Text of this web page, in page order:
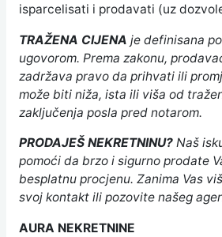
isparcelisati i prodavati (uz
TRAŽENA CIJENA je definisana
ugovorom. Prema zakonu,
zadržava pravo da prihvati ili
može biti niža, ista ili viša od
zaključenja posla pred notarom.
PRODAJEŠ NEKRETNINU? Naš
pomoći da brzo i sigurno prodate
besplatnu procjenu. Zanima Vas
svoj kontakt ili pozovite našeg
AURA NEKRETNINE